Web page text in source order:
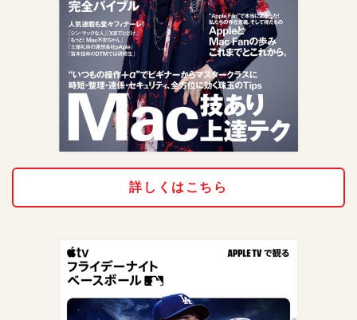
詳しくはこちら